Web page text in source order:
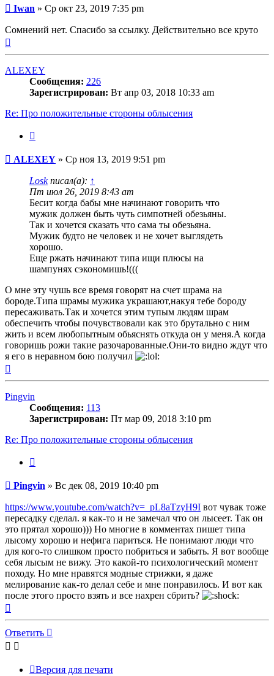
Сообщение
Iwan » Ср окт 23, 2019 7:35 pm
Сомнений нет. Спасибо за ссылку. Действительно все круто
ALEXEY
Сообщения: 226
Зарегистрирован: Вт апр 03, 2018 10:33 am
Re: Про положительные стороны облысения
Сообщение
ALEXEY » Ср ноя 13, 2019 9:51 pm
Loskписал(а): ↑
Пт июл 26, 2019 8:43 am
Бесит когда бабы мне начинают говорить что
мужик должен быть чуть симпотней обезьяны.
Так и хочется сказать что сама ты обезьяна.
Мужик будто не человек и не хочет выглядеть
хорошо.
Еще ржать начинают типа ищи плюсы на
шампунях сэкономишь!(((
О мне эту чушь все время говорят на счет шрама на
бороде.Типа шрамы мужика украшают,накуя тебе бороду
пересаживать.Так и хочется этим тупым людям шрам
обеспечить чтобы почувствовали как это брутально с ним
жить и всем любопытным обьяснять откуда он у меня.А когда
говоришь рожи такие разочарованные.Они-то видно ждут что
я его в неравном бою получил
Pingvin
Сообщения: 113
Зарегистрирован: Пт мар 09, 2018 3:10 pm
Re: Про положительные стороны облысения
Сообщение
Pingvin » Вс дек 08, 2019 10:40 pm
https://www.youtube.com/watch?v=_pL8aTzyH9I вот чувак тоже
пересадку сделал. я как-то и не замечал что он лысеет. Так он
это прятал хорошо))) Но многие в комментах пишет типа
лысому хорошо и нефига париться. Не понимают люди что
для кого-то слишком просто побриться и забыть. Я вот вообще
себя лысым не вижу. Это какой-то психологический момент
походу. Но мне нравятся модные стрижки, я даже
мелирование как-то делал себе и мне понравилось. И вот как
после этого просто взять и все нахрен сбрить?
началу
Ответить
Версия для печати